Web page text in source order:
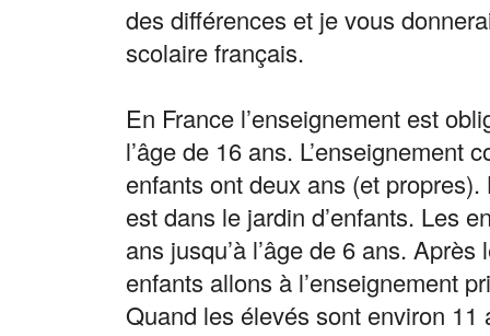
des différences et je vous
scolaire français.
En France l’enseignement est
l’âge de 16 ans. L’enseignement
enfants ont deux ans (et
est dans le jardin d’enfants. Les
ans jusqu’à l’âge de 6 ans. Après
enfants allons à l’enseignement
Quand les élevés sont environ 11